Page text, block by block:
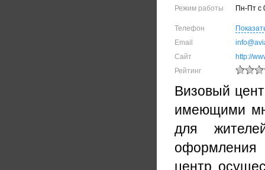
Режим работы
Пн-Пт с
Телефон
Email
Сайт
http://
Рейтинг
Визовый
имеющими
для
оформления
центр